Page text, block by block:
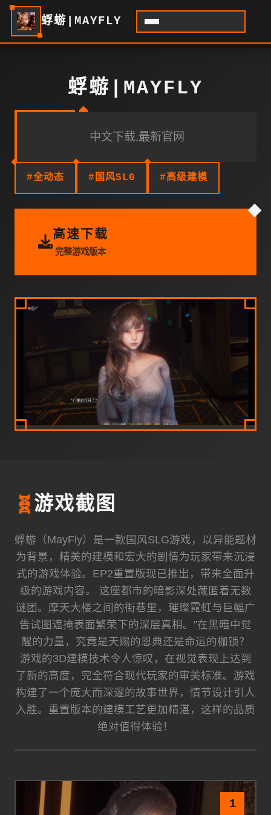
蜉蝣|MAYFLY
蜉蝣|MAYFLY
中文下载,最新官网
#全动态 #国风SLG #高级建模
高速下载
完整游戏版本
🧬游戏截图
蜉蝣（MayFly）是一款国风SLG游戏，以异能题材
为背景，精美的建模和宏大的剧情为玩家带来沉浸
式的游戏体验。EP2重置版现已推出，带来全面升
级的游戏内容。 这座都市的暗影深处藏匿着无数
谜团。摩天大楼之间的街巷里，璀璨霓虹与巨幅广
告试图遮掩表面繁荣下的深层真相。"在黑暗中觉
醒的力量，究竟是天赐的恩典还是命运的枷锁？
游戏的3D建模技术令人惊叹，在视觉表现上达到
了新的高度，完全符合现代玩家的审美标准。游戏
构建了一个庞大而深邃的故事世界，情节设计引人
入胜。重置版本的建模工艺更加精湛，这样的品质
绝对值得体验！
1